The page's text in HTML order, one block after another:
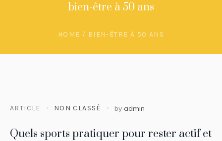
bien-être à 50 ans
HOME / BIEN-ÊTRE À 50 ANS
ARTICLE NON CLASSÉ by admin
Quels sports pratiquer pour rester actif et